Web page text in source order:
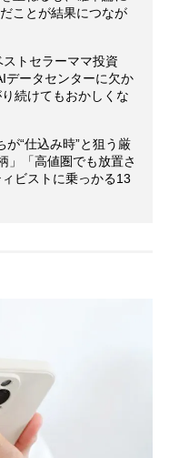
ことが結果につなが
トセラーママ投資
データセンターに欠か
続けてもおかしくな
が“仕込み時”と狙う厳
「高値圏でも放置さ
ビストに乗っかる13